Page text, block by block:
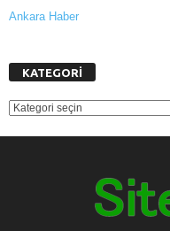
Ankara Haber
KATEGORİ
KATEGORİ